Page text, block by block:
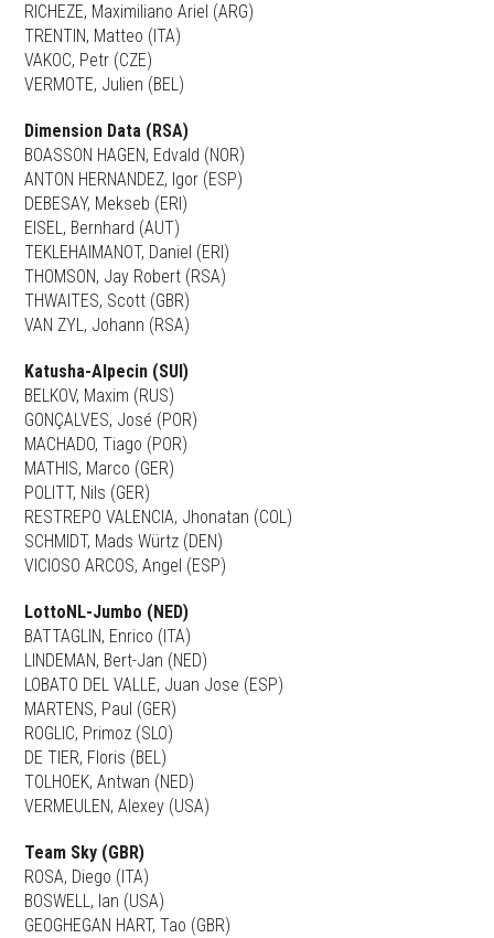
RICHEZE, Maximiliano Ariel (ARG)
TRENTIN, Matteo (ITA)
VAKOC, Petr (CZE)
VERMOTE, Julien (BEL)
Dimension Data (RSA)
BOASSON HAGEN, Edvald (NOR)
ANTON HERNANDEZ, Igor (ESP)
DEBESAY, Mekseb (ERI)
EISEL, Bernhard (AUT)
TEKLEHAIMANOT, Daniel (ERI)
THOMSON, Jay Robert (RSA)
THWAITES, Scott (GBR)
VAN ZYL, Johann (RSA)
Katusha-Alpecin (SUI)
BELKOV, Maxim (RUS)
GONÇALVES, José (POR)
MACHADO, Tiago (POR)
MATHIS, Marco (GER)
POLITT, Nils (GER)
RESTREPO VALENCIA, Jhonatan (COL)
SCHMIDT, Mads Würtz (DEN)
VICIOSO ARCOS, Angel (ESP)
LottoNL-Jumbo (NED)
BATTAGLIN, Enrico (ITA)
LINDEMAN, Bert-Jan (NED)
LOBATO DEL VALLE, Juan Jose (ESP)
MARTENS, Paul (GER)
ROGLIC, Primoz (SLO)
DE TIER, Floris (BEL)
TOLHOEK, Antwan (NED)
VERMEULEN, Alexey (USA)
Team Sky (GBR)
ROSA, Diego (ITA)
BOSWELL, Ian (USA)
GEOGHEGAN HART, Tao (GBR)